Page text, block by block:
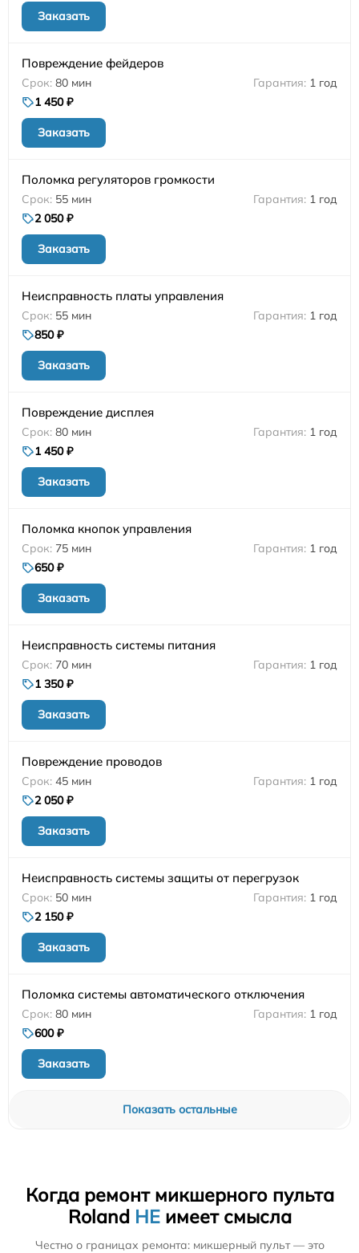
Заказать
Повреждение фейдеров
80 мин
1 год
1 450 ₽
Заказать
Поломка регуляторов громкости
55 мин
1 год
2 050 ₽
Заказать
Неисправность платы управления
55 мин
1 год
850 ₽
Заказать
Повреждение дисплея
80 мин
1 год
1 450 ₽
Заказать
Поломка кнопок управления
75 мин
1 год
650 ₽
Заказать
Неисправность системы питания
70 мин
1 год
1 350 ₽
Заказать
Повреждение проводов
45 мин
1 год
2 050 ₽
Заказать
Неисправность системы защиты от перегрузок
50 мин
1 год
2 150 ₽
Заказать
Поломка системы автоматического отключения
80 мин
1 год
600 ₽
Заказать
Показать остальные
Когда ремонт микшерного пульта
Roland НЕимеет смысла
Честно о границах ремонта: микшерный пульт — это